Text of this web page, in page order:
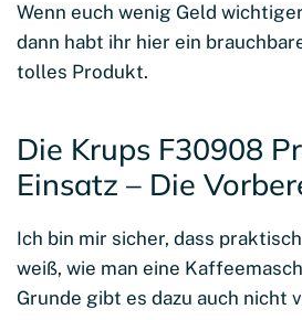
Wenn euch wenig Geld
dann habt ihr hier ein
tolles Produkt.
Die Krups F30908
Einsatz – Die
Ich bin mir sicher, dass
weiß, wie man eine
Grunde gibt es dazu auch nicht